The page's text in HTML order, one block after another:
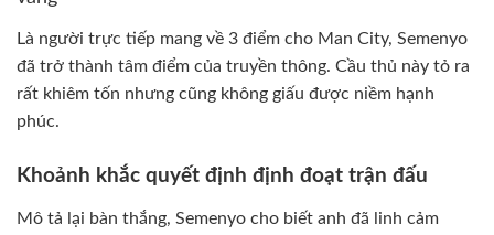
Là người trực tiếp mang về 3 điểm cho Man City, Semenyo
đã trở thành tâm điểm của truyền thông. Cầu thủ này tỏ ra
rất khiêm tốn nhưng cũng không giấu được niềm hạnh
phúc.
Khoảnh khắc quyết định định đoạt trận đấu
Mô tả lại bàn thắng, Semenyo cho biết anh đã linh cảm